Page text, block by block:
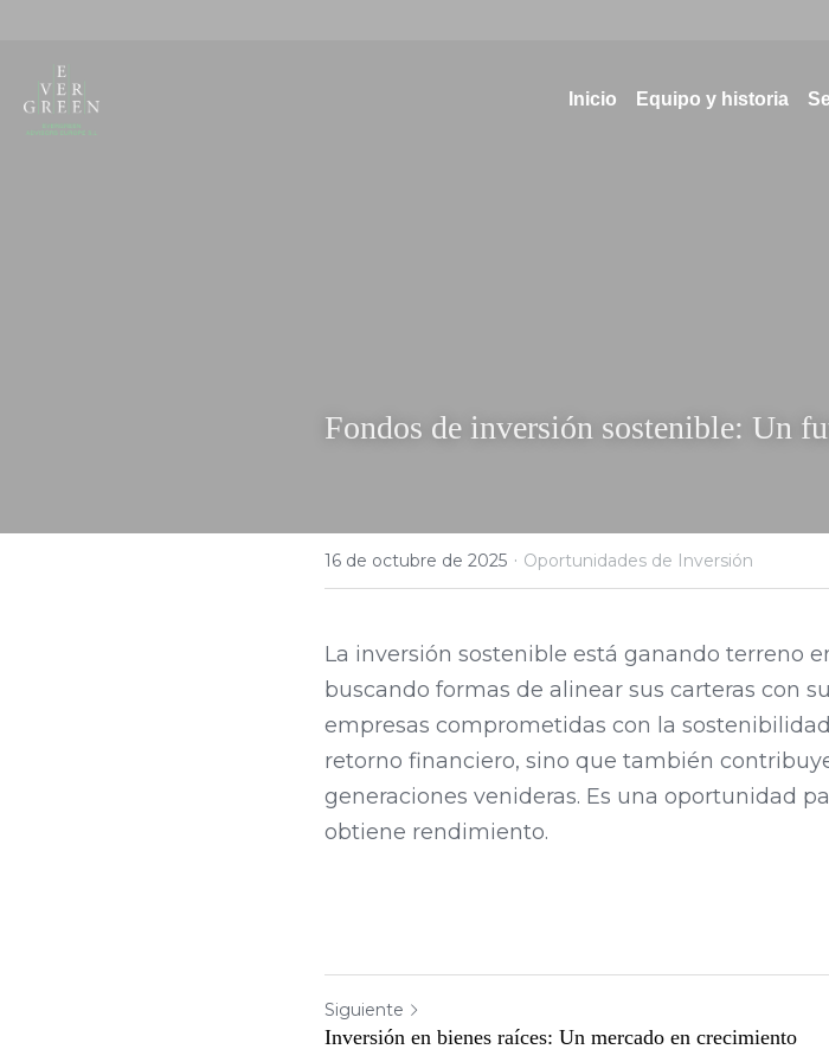
Inicio Equipo y historia
Fondos de inversión sostenible: Un
16 de octubre de 2025·Oportunidades de Inversión
La inversión sostenible está ganando terreno
buscando formas de alinear sus carteras con
empresas comprometidas con la
retorno financiero, sino que también
generaciones venideras. Es una oportunidad
Siguiente